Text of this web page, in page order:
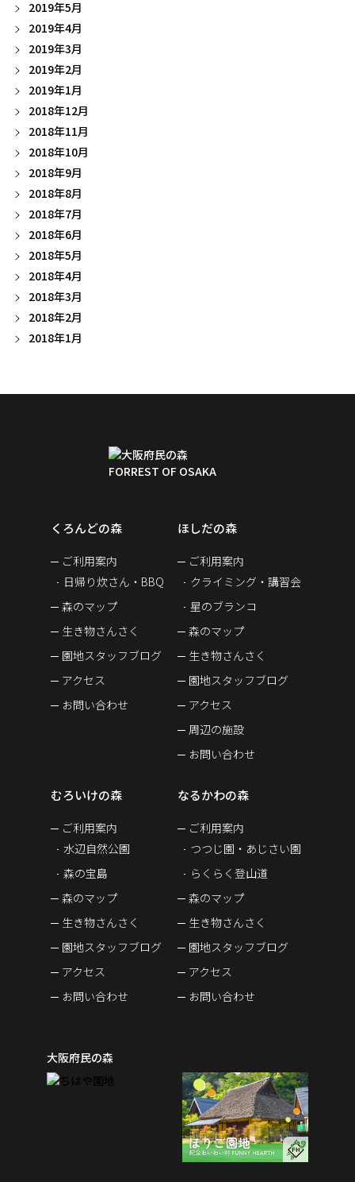
2019年5月
2019年4月
2019年3月
2019年2月
2019年1月
2018年12月
2018年11月
2018年10月
2018年9月
2018年8月
2018年7月
2018年6月
2018年5月
2018年4月
2018年3月
2018年2月
2018年1月
くろんどの森
ご利用案内
日帰り炊さん・BBQ
森のマップ
生き物さんさく
園地スタッフブログ
アクセス
お問い合わせ
ほしだの森
ご利用案内
クライミング・講習会
星のブランコ
森のマップ
生き物さんさく
園地スタッフブログ
アクセス
周辺の施設
お問い合わせ
むろいけの森
ご利用案内
水辺自然公園
森の宝島
森のマップ
生き物さんさく
園地スタッフブログ
アクセス
お問い合わせ
なるかわの森
ご利用案内
つつじ園・あじさい園
らくらく登山道
森のマップ
生き物さんさく
園地スタッフブログ
アクセス
お問い合わせ
大阪府民の森